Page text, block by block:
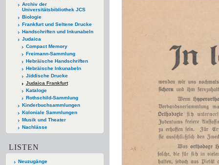
Archiv der
Universitätsbibliothek JCS
Biologie
Frankfurt und Seltene Drucke
Handschriften und Inkunabeln
Judaica
Compact Memory
Freimann-Sammlung
Hebräische Handschriften
Hebräische Inkunabeln
Jiddische Drucke
Judaica Frankfurt
Kataloge
Rothschild-Sammlung
Kinderbuchsammlungen
Koloniale Sammlungen
Musik und Theater
Nachlässe
LISTEN
Neuzugänge